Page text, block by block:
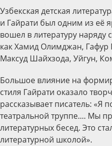
Узбекская детская
и Гайрати был одним из её
вошел в литературу наряду
как Хамид Олимджан, Гафур
Максуд Шайхзода, Уйгун,
Большое влияние на
стиля Гайрати оказало
рассказывает писатель: «Я
театральной труппе.... Мы
литературных бесед. Это
литературной школой».